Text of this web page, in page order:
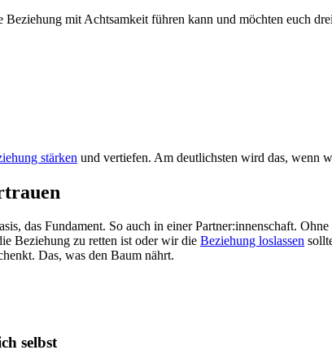
mit Achtsamkeit führen kann und möchten euch
stärken und vertiefen. Am deutlichsten wird das, wenn
das Fundament. So auch in einer Partner:innenschaft.
Beziehung zu retten ist oder wir die Beziehung loslassen
Das, was den Baum nährt.
selbst